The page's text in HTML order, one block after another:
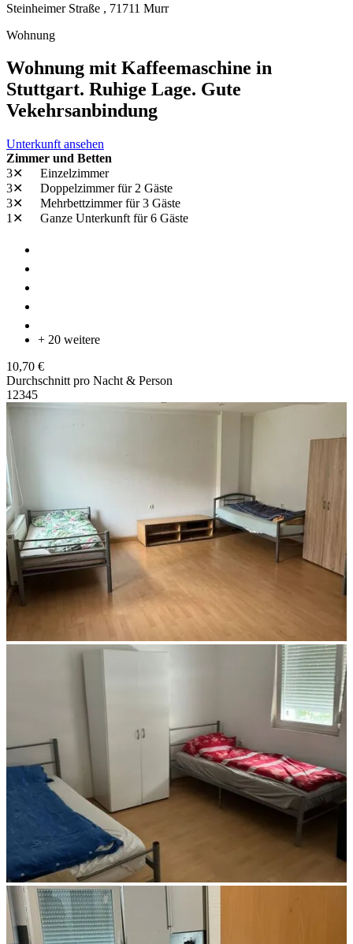
Steinheimer Straße , 71711 Murr
Wohnung
Wohnung mit Kaffeemaschine in
Stuttgart. Ruhige Lage. Gute
Vekehrsanbindung
Unterkunft ansehen
Zimmer und Betten
3✕
Einzelzimmer
3✕
Doppelzimmerfür 2 Gäste
3✕
Mehrbettzimmerfür 3 Gäste
1✕
Ganze Unterkunft für 6 Gäste
+ 20 weitere
10,70 €
Durchschnitt pro Nacht & Person
1 2345